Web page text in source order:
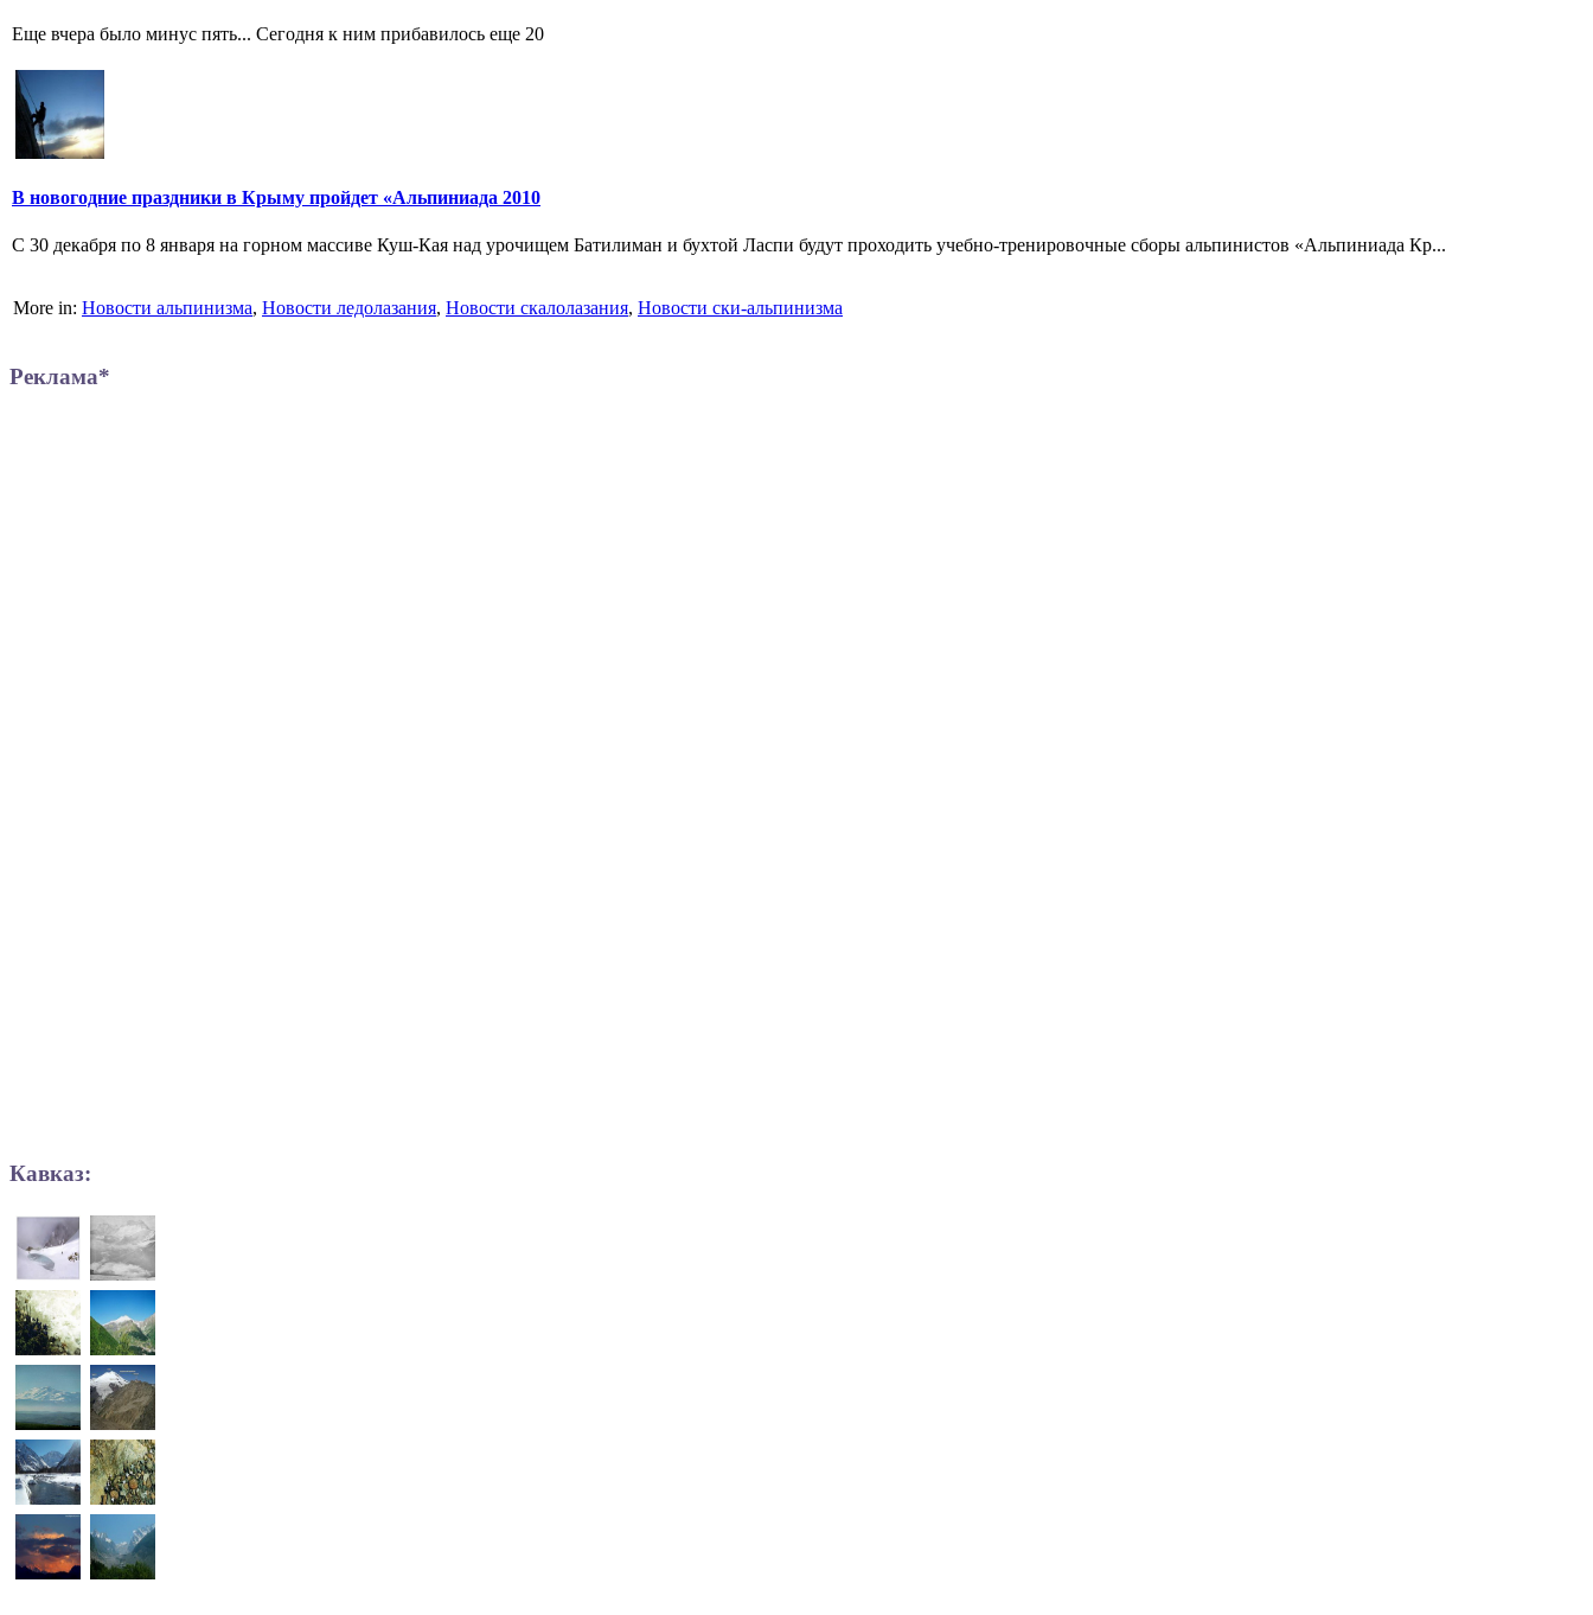
Еще вчера было минус пять... Сегодня к ним прибавилось еще 20
В новогодние праздники в Крыму пройдет «Альпиниада 2010
С 30 декабря по 8 января на горном массиве Куш-Кая над урочищем Батилиман и бухтой Ласпи будут проходить учебно-тренировочные сборы альпинистов «Альпиниада Кр...
More in: Новости альпинизма, Новости ледолазания, Новости скалолазания, Новости ски-альпинизма
Реклама*
Кавказ: